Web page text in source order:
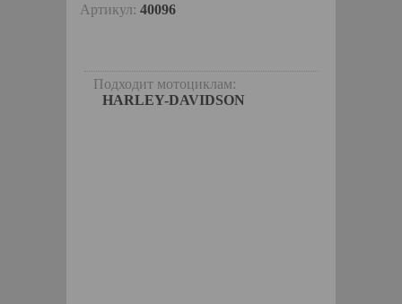
Артикул: 40096
Подходит мотоциклам:
HARLEY-DAVIDSON